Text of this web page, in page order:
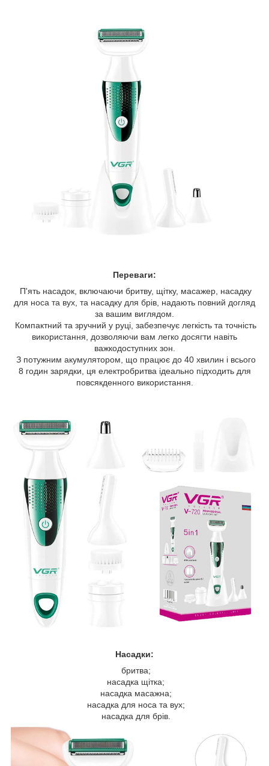
Переваги:
П'ять насадок, включаючи бритву, щітку, масажер, насадку
для носа та вух, та насадку для брів, надають повний догляд
за вашим виглядом.
Компактний та зручний у руці, забезпечує легкість та точність
використання, дозволяючи вам легко досягти навіть
важкодоступних зон.
З потужним акумулятором, що працює до 40 хвилин і всього
8 годин зарядки, ця електробритва ідеально підходить для
повсякденного використання.
Насадки:
бритва;
насадка щітка;
насадка масажна;
насадка для носа та вух;
насадка для брів.